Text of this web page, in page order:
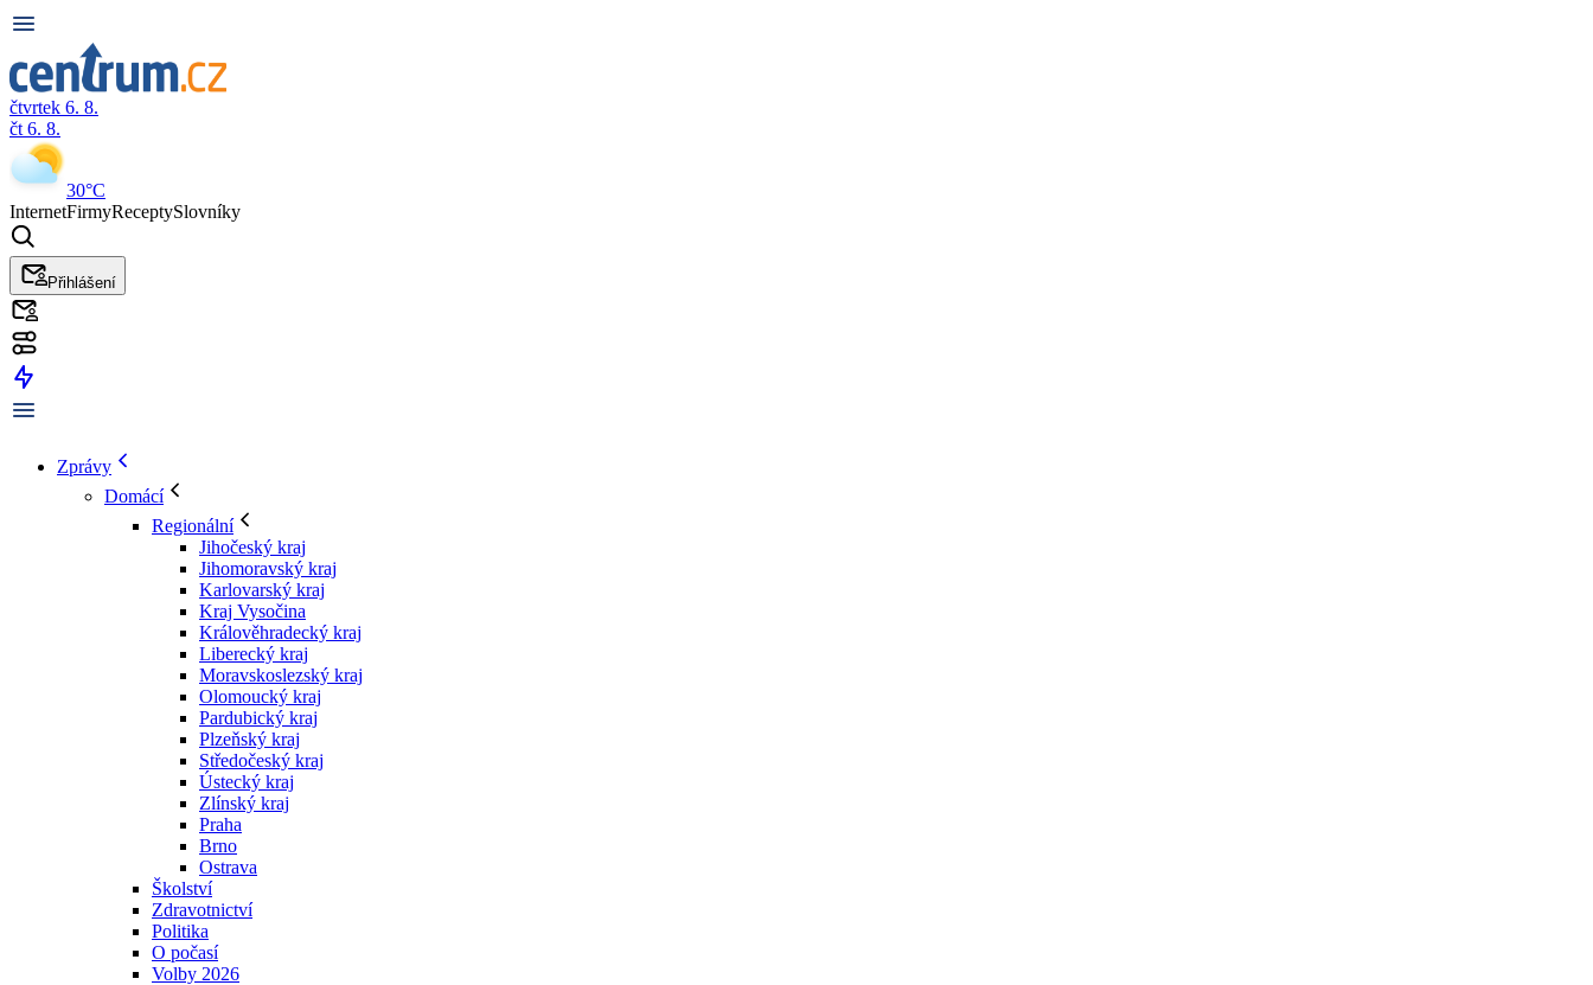
čtvrtek 6. 8.
čt 6. 8.
30°C
InternetFirmyReceptySlovníky
Přihlášení
Zprávy
Domácí
Regionální
Jihočeský kraj
Jihomoravský kraj
Karlovarský kraj
Kraj Vysočina
Králověhradecký kraj
Liberecký kraj
Moravskoslezský kraj
Olomoucký kraj
Pardubický kraj
Plzeňský kraj
Středočeský kraj
Ústecký kraj
Zlínský kraj
Praha
Brno
Ostrava
Školství
Zdravotnictví
Politika
O počasí
Volby 2026